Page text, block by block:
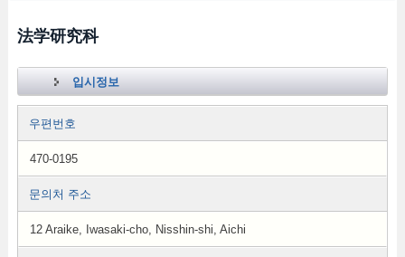
法学研究科
입시정보
우편번호
470-0195
문의처 주소
12 Araike, Iwasaki-cho, Nisshin-shi, Aichi